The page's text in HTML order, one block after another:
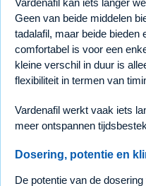
Vardenafil kan iets langer
Geen van beide middelen
tadalafil, maar beide bieden
comfortabel is voor een
kleine verschil in duur is
flexibiliteit in termen van
Vardenafil werkt vaak iets
meer ontspannen
Dosering, potentie en
De potentie van de